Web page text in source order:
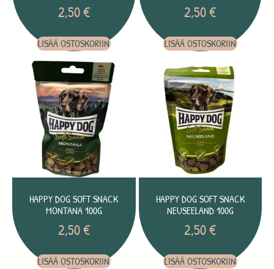
2,50€
LISÄÄ OSTOSKORIIN
2,50€
LISÄÄ OSTOSKORIIN
HAPPY DOG SOFT SNACK
MONTANA 100G
2,50€
LISÄÄ OSTOSKORIIN
HAPPY DOG SOFT SNACK
NEUSEELAND 100G
2,50€
LISÄÄ OSTOSKORIIN